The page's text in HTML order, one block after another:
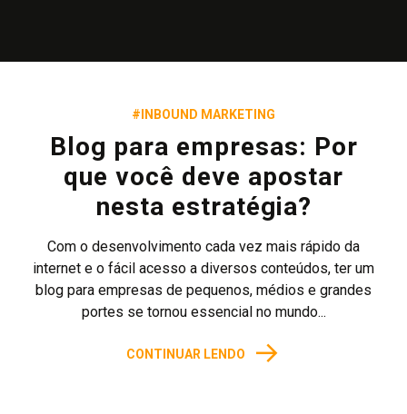
#INBOUND MARKETING
Blog para empresas: Por
que você deve apostar
nesta estratégia?
Com o desenvolvimento cada vez mais rápido da
internet e o fácil acesso a diversos conteúdos, ter um
blog para empresas de pequenos, médios e grandes
portes se tornou essencial no mundo...
CONTINUAR LENDO →